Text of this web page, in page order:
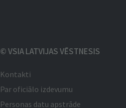
© VSIA LATVIJAS VĒSTNESIS
Kontakti
Par oficiālo izdevumu
Personas datu apstrāde